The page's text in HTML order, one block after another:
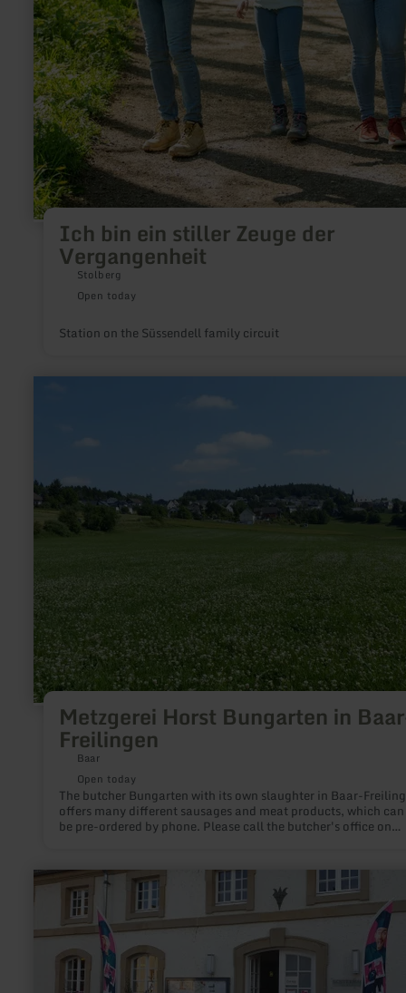
Ich bin ein stiller Zeuge der
Vergangenheit
Stolberg
Open today
Station on the Süssendell family circuit
Metzgerei Horst Bungarten in
Freilingen
Baar
Open today
The butcher Bungarten with its own slaughter in Baar-
offers many different sausages and meat products, which
be pre-ordered by phone. Please call the butcher's office on
Baar-
Freilingen
learn
more
about:
Tourist
Office
Echternach